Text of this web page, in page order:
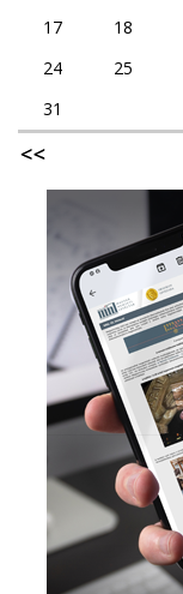
17
18
24
25
31